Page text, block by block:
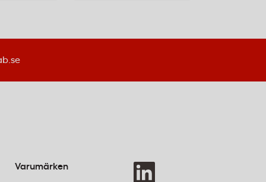
Varumärken